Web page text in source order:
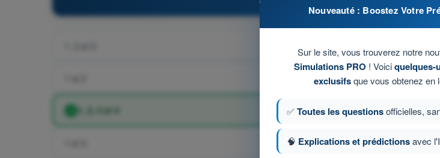
1, 2, 3 et 4
Nouveauté : Boostez Votre
Sur le site, vous trouverez notre
Simulations PRO ! Voiciquelques-
exclusifsque vous obtenez en
✅Toutes les questionsofficielles,
🧠 Explications et prédictionsavec